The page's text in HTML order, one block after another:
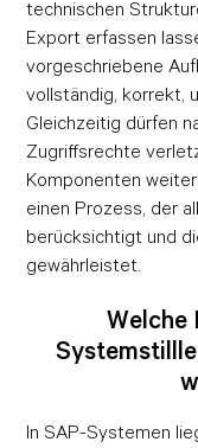
technischen
Export erfassen
vorgeschriebene
vollständig, korrekt,
Gleichzeitig dürfen
Zugriffsrechte
Komponenten
einen Prozess, der
berücksichtigt und
gewährleistet.
Welche
In SAP-Systemen